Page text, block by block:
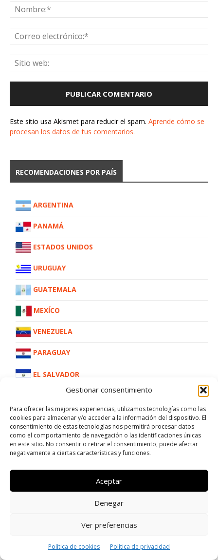
Gestionar consentimiento
Para ofrecer las mejores experiencias, utilizamos tecnologías como las
cookies para almacenar y/o acceder a la información del dispositivo. El
consentimiento de estas tecnologías nos permitirá procesar datos
como el comportamiento de navegación o las identificaciones únicas
en este sitio. No consentir o retirar el consentimiento, puede afectar
negativamente a ciertas características y funciones.
Aceptar
Denegar
Ver preferencias
Política de cookies Política de privacidad
Este sitio usa Akismet para reducir el spam. Aprende cómo se
procesan los datos de tus comentarios.
RECOMENDACIONES POR PAÍS
ARGENTINA
PANAMÁ
ESTADOS UNIDOS
URUGUAY
GUATEMALA
MEXÍCO
VENEZUELA
PARAGUAY
EL SALVADOR
COLOMBIA
CHILE
HONDURAS